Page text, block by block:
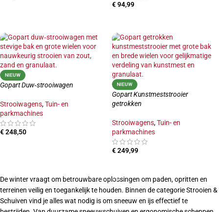
€94,99
NIEUW
Gopart Duw‑strooiwagen
Strooiwagens,Tuin- en
parkmachines
€248,50
NIEUW
Gopart Kunstmeststrooier
getrokken
Strooiwagens,Tuin- en
parkmachines
€249,99
De winter vraagt om betrouwbare oplossingen om paden, opritten en
terreinen veilig en toegankelijk te houden. Binnen de categorie Strooien &
Schuiven vind je alles wat nodig is om sneeuw en ijs effectief te